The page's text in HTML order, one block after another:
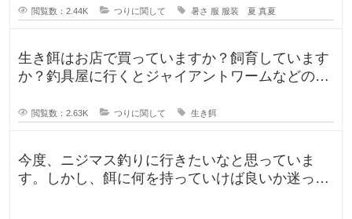
閲覧数：2.44K つりに関して 暑さ 服 服装 夏 真夏
生き餌はお店で買っていますか？飼育しています
か？釣具屋に行くとジャイアントワームなどの生
閲覧数：2.63K つりに関して 生き餌
今度、ニジマス釣りに行きたいなと思っていま
す。しかし、餌に何を持っていけば良いか迷って